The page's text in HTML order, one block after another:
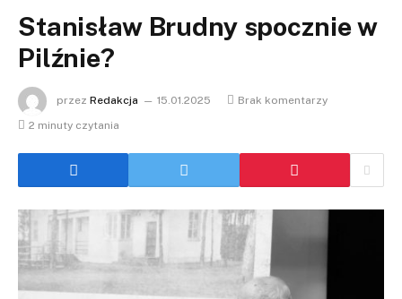
Stanisław Brudny spocznie w
Pilźnie?
przez Redakcja 15.01.2025
Brak komentarzy
2 minuty czytania